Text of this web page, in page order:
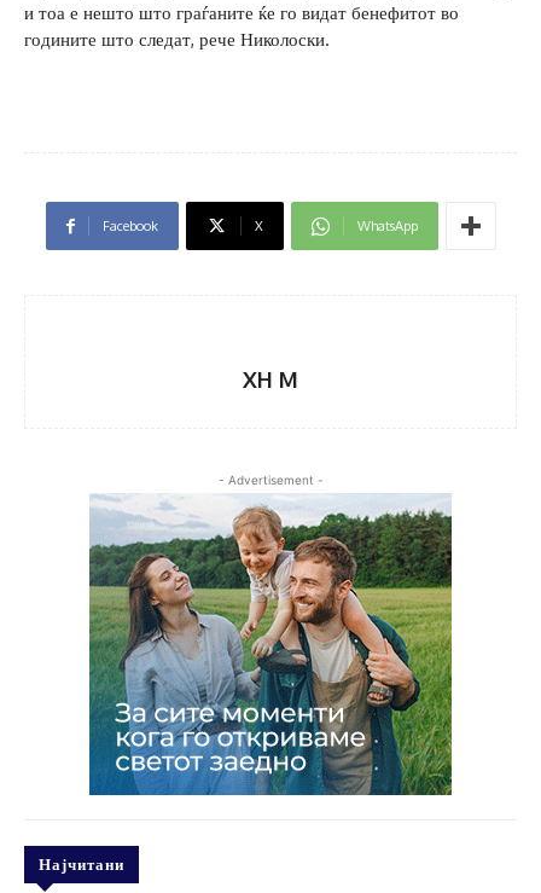
и тоа е нешто што граѓаните ќе го видат бенефитот во
годините што следат, рече Николоски.
Facebook X WhatsApp
XH M
- Advertisement -
Најчитани